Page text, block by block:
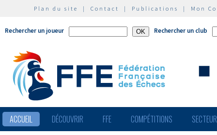
Plan du site | Contact | Publications | Mon
Rechercher un joueur Rechercher un club
ACCUEIL DÉCOUVRIR FFE COMPÉTITIONS